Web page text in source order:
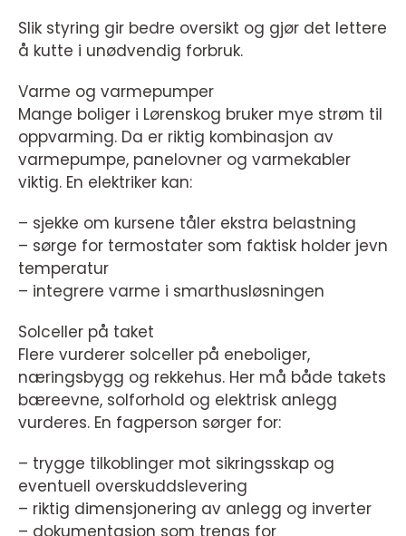
Slik styring gir bedre oversikt og gjør det lettere
å kutte i unødvendig forbruk.
Varme og varmepumper
Mange boliger i Lørenskog bruker mye strøm til
oppvarming. Da er riktig kombinasjon av
varmepumpe, panelovner og varmekabler
viktig. En elektriker kan:
– sjekke om kursene tåler ekstra belastning
– sørge for termostater som faktisk holder jevn
temperatur
– integrere varme i smarthusløsningen
Solceller på taket
Flere vurderer solceller på eneboliger,
næringsbygg og rekkehus. Her må både takets
bæreevne, solforhold og elektrisk anlegg
vurderes. En fagperson sørger for:
– trygge tilkoblinger mot sikringsskap og
eventuell overskuddslevering
– riktig dimensjonering av anlegg og inverter